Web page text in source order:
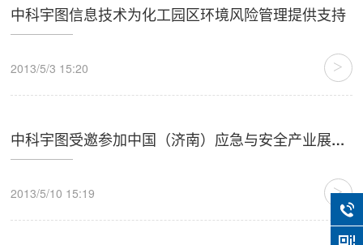
中科宇图信息技术为化工园区环境风险管理提供支持
2013/5/3 15:20 >
中科宇图受邀参加中国（济南）应急与安全产业展览会
2013/5/10 15:19 >